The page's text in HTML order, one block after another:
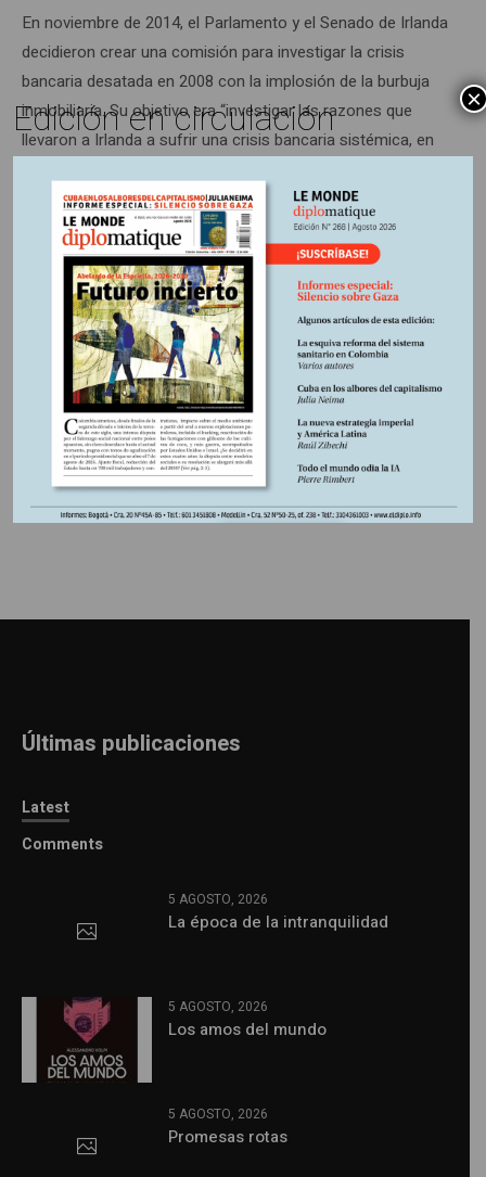
En noviembre de 2014, el Parlamento y el Senado de Irlanda
decidieron crear una comisión para investigar la crisis
bancaria desatada en 2008 con la implosión de la burbuja
inmobiliaria. Su objetivo era “investigar las razones que
llevaron a Irlanda a sufrir una crisis bancaria sistémica, en
culturales, financieros y comportamentales, así como las
decisiones que contribuyeron a la crisis”. En este contexto,
los parlamentarios convocaron, en marzo de 2015, al
investigador canadiense Julien Mercille para que disertara
sobre la responsabilidad de los medios. Este es un
fragmento de su intervención.
Información adicional
Últimas publicaciones
Latest
Comments
5 AGOSTO, 2026
La época de la intranquilidad
5 AGOSTO, 2026
Los amos del mundo
5 AGOSTO, 2026
Promesas rotas
Edición en circulación ×